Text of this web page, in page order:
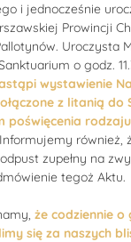
i jednocześnie
Prowincji
Uroczysta
o godz.
wystawienie
z litanią do
poświęcenia
również,
zupełny na
tegoż Aktu.
że codziennie o
się za naszych